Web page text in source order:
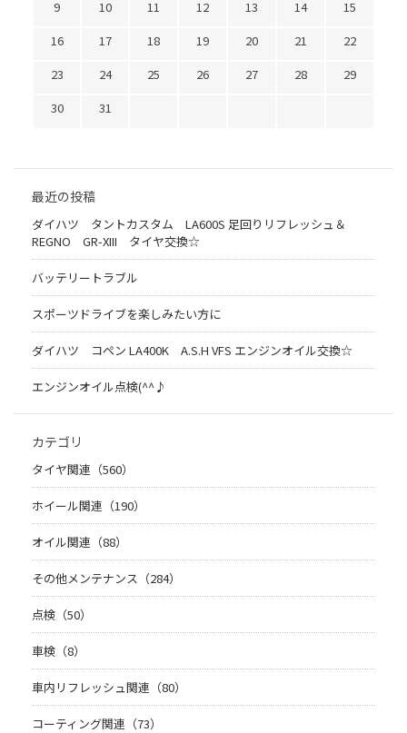
9 10 11 12 13 14
15
16
17 18 19 20 21
22
23
24 25 26 27 28
29
30
31
最近の投稿
ダイハツ タントカスタム LA600S 足回りリフレッシュ＆
REGNO GR-XIII タイヤ交換☆
バッテリートラブル
スポーツドライブを楽しみたい方に
ダイハツ コペン LA400K A.S.H VFS エンジンオイル交換☆
エンジンオイル点検(^^♪
カテゴリ
タイヤ関連（560）
ホイール関連（190）
オイル関連（88）
その他メンテナンス（284）
点検（50）
車検（8）
車内リフレッシュ関連（80）
コーティング関連（73）